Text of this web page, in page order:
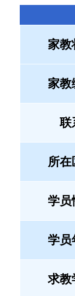
家教
家教
联
所在
学员
学员
求教